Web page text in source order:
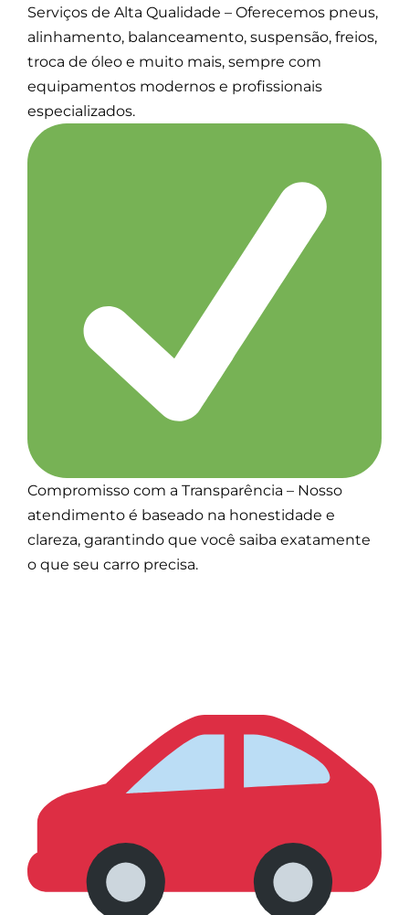
Serviços de Alta Qualidade – Oferecemos pneus,
alinhamento, balanceamento, suspensão, freios,
troca de óleo e muito mais, sempre com
equipamentos modernos e profissionais
especializados.
Compromisso com a Transparência – Nosso
atendimento é baseado na honestidade e
clareza, garantindo que você saiba exatamente
o que seu carro precisa.